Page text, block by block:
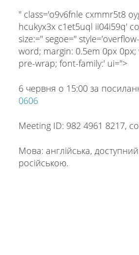
'' class='o9v6fnle cxmmr5t8
hcukyx3x c1et5uql ii04i59q'
size:='' segoe=''
word; margin: 0.5em 0px 0px;
pre-wrap; font-family:' ui=''>
6 червня о 15:00 за
0606
Meeting ID: 982 4961 8217,
Мова: англійська,
російською.